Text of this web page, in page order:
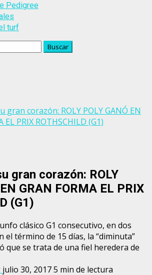
Pedigree
turf
gran corazón: ROLY POLY GANÓ EN
EL PRIX ROTHSCHILD (G1)
gran corazón: ROLY
GRAN FORMA EL PRIX
(G1)
clásico G1 consecutivo, en dos
el término de 15 días, la “diminuta”
que se trata de una fiel heredera de
julio 30, 20175 min de lectura